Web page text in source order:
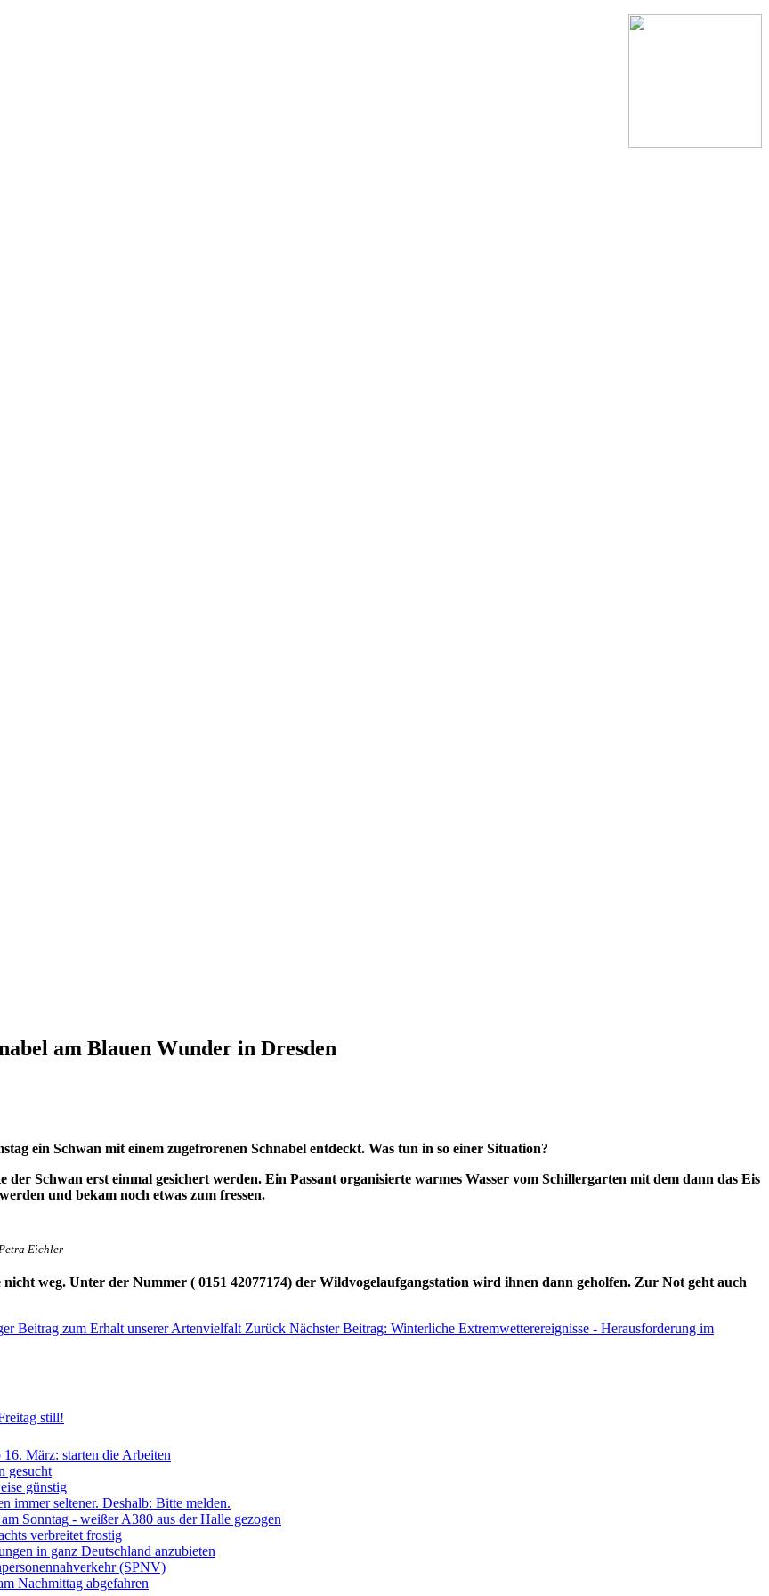
am Blauen Wunder in Dresden
ein Schwan mit einem zugefrorenen Schnabel entdeckt. Was tun in so einer Situation?
Schwan erst einmal gesichert werden. Ein Passant organisierte warmes Wasser vom Schillergarten mit dem dann das Eis
und bekam noch etwas zum fressen.
Eichler
nicht weg. Unter der Nummer ( 0151 42077174) der Wildvogelaufgangstation wird ihnen dann geholfen. Zur Not geht auch
Beitrag zum Erhalt unserer Artenvielfalt Zurück Nächster Beitrag: Winterliche Extremwetterereignisse - Herausforderung im
still!
März: starten die Arbeiten
gesucht
günstig
immer seltener. Deshalb: Bitte melden.
Sonntag - weißer A380 aus der Halle gezogen
verbreitet frostig
in ganz Deutschland anzubieten
(SPNV)
Nachmittag abgefahren